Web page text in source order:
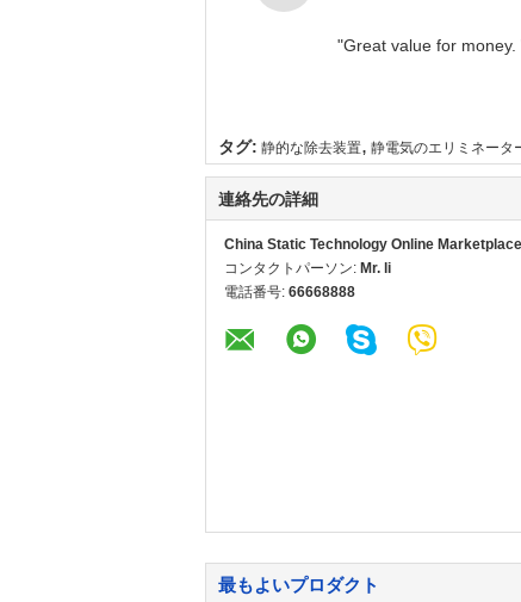
"Great value for
タグ: 静的な除去装置, 静電気のエリミネータ
連絡先の詳細
China Static Technology Online Marketplace
コンタクトパーソン: Mr. li
電話番号: 66668888
最もよいプロダクト